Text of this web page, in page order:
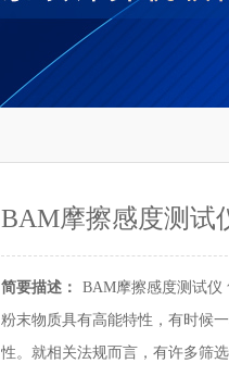
BAM摩擦感度测试
简要描述：
BAM摩擦感度测试仪
粉末物质具有高能特性，有时候
性。就相关法规而言，有许多筛